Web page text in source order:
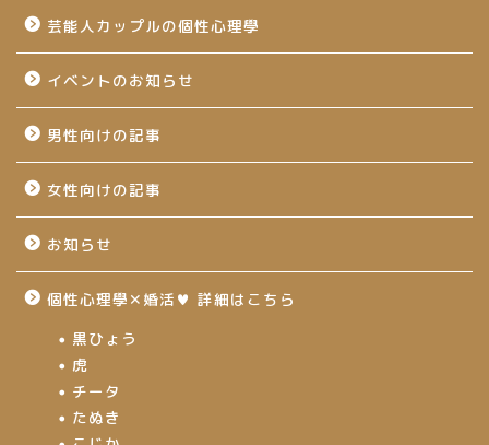
芸能人カップルの個性心理學
イベントのお知らせ
男性向けの記事
女性向けの記事
お知らせ
個性心理學✕婚活♥ 詳細はこちら
黒ひょう
虎
チータ
たぬき